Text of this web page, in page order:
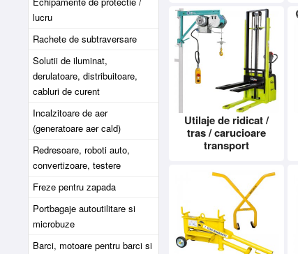
lucru
Rachete de subtraversare
Solutii de iluminat,
derulatoare, distribuitoare,
cabluri de curent
Incalzitoare de aer
(generatoare aer cald)
Redresoare, roboti auto,
convertizoare, testere
Freze pentru zapada
Portbagaje autoutilitare si
microbuze
Barci, motoare pentru barci si
Utilaje de ridicat /
tras / carucioare
transport